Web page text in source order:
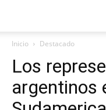
Inicio Destacado
Los
argentinos